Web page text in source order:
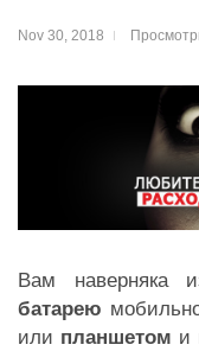
Nov 30, 2018
Вам наверняка
батарею
или планшетом и